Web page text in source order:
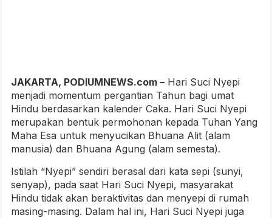
JAKARTA, PODIUMNEWS.com – Hari Suci Nyepi
menjadi momentum pergantian Tahun bagi umat
Hindu berdasarkan kalender Caka. Hari Suci Nyepi
merupakan bentuk permohonan kepada Tuhan Yang
Maha Esa untuk menyucikan Bhuana Alit (alam
manusia) dan Bhuana Agung (alam semesta).
Istilah “Nyepi” sendiri berasal dari kata sepi (sunyi,
senyap), pada saat Hari Suci Nyepi, masyarakat
Hindu tidak akan beraktivitas dan menyepi di rumah
masing-masing. Dalam hal ini, Hari Suci Nyepi juga